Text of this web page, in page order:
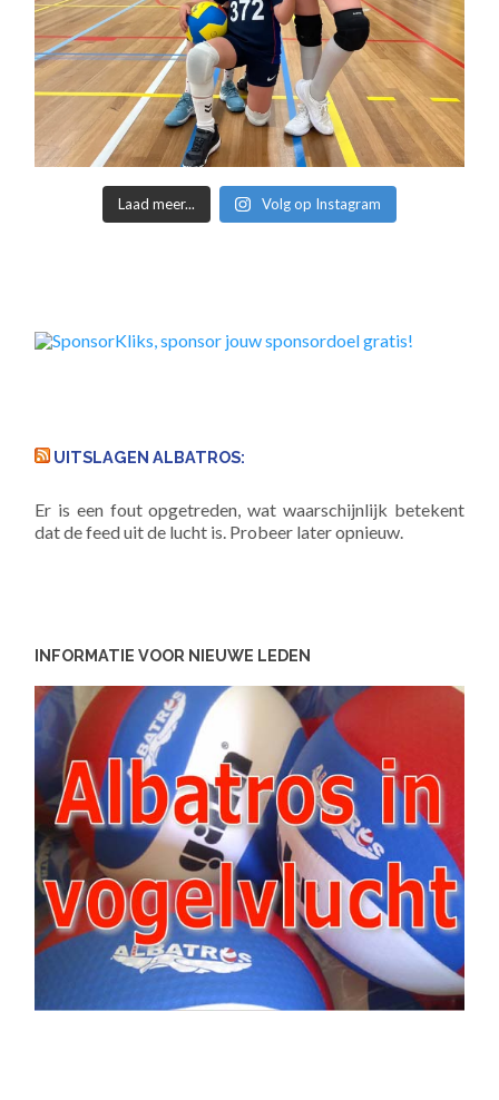
Laad meer... Volg op Instagram
UITSLAGEN ALBATROS:
Er is een fout opgetreden, wat waarschijnlijk betekent
dat de feed uit de lucht is. Probeer later opnieuw.
INFORMATIE VOOR NIEUWE LEDEN